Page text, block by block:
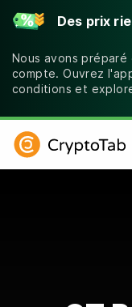
Des prix
Nous avons
compte. Ouvrez
conditions et